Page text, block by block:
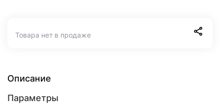
Товара нет в продаже
Описание
Параметры